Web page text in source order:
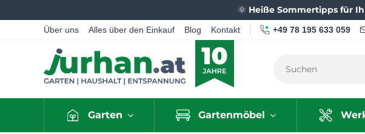
🌞 Heiße Sommertipps für
Über uns Alles über den Einkauf Blog Kontakt +49 78 195 633 059
Garten Gartenmöbel